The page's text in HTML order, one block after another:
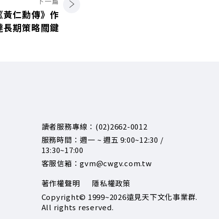
仁勳傳》作
期策略關鍵
讀者服務專線：(02)2662-0012
服務時間：週一 ~ 週五 9:00~12:30 /
13:30~17:00
客服信箱：gvm@cwgv.com.tw
著作權聲明
隱私權政策
Copyright© 1999~2026遠見天下文化事業群.
All rights reserved.